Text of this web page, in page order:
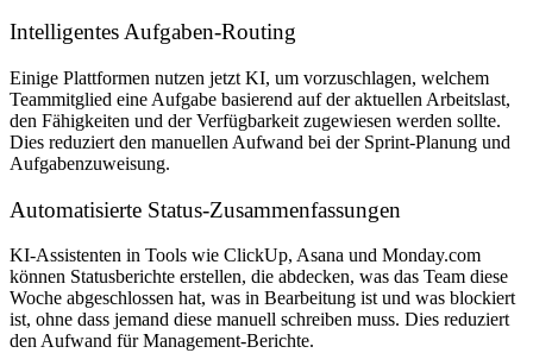
Intelligentes Aufgaben-Routing
Einige Plattformen nutzen jetzt KI, um vorzuschlagen, welchem
Teammitglied eine Aufgabe basierend auf der aktuellen Arbeitslast,
den Fähigkeiten und der Verfügbarkeit zugewiesen werden sollte.
Dies reduziert den manuellen Aufwand bei der Sprint-Planung und
Aufgabenzuweisung.
Automatisierte Status-Zusammenfassungen
KI-Assistenten in Tools wie ClickUp, Asana und Monday.com
können Statusberichte erstellen, die abdecken, was das Team diese
Woche abgeschlossen hat, was in Bearbeitung ist und was blockiert
ist, ohne dass jemand diese manuell schreiben muss. Dies reduziert
den Aufwand für Management-Berichte.